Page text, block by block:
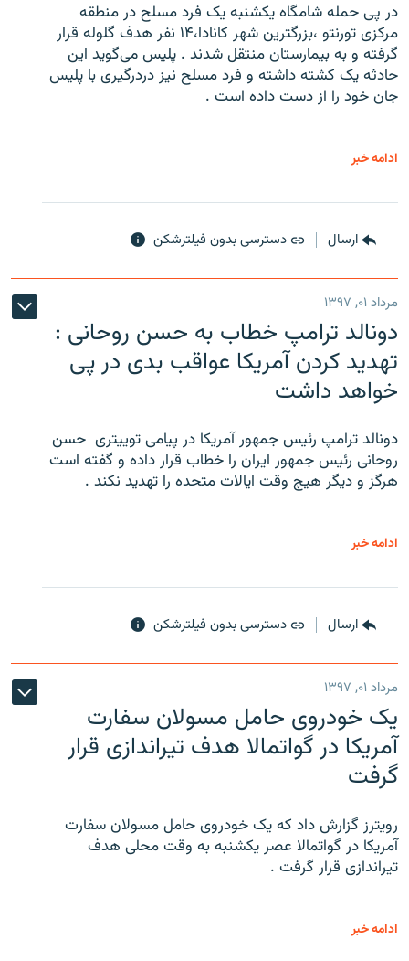
در پی حمله شامگاه یکشنبه یک فرد مسلح در منطقه
مرکزی تورنتو ،‌بزرگترین شهر کانادا،۱۴ نفر هدف گلوله قرار
گرفته و به بیمارستان منتقل شدند . پلیس می‌گوید این
حادثه یک کشته داشته و فرد مسلح نیز دردرگیری با پلیس
جان خود را از دست داده است .
ادامه خبر
ارسال دسترسی بدون فیلترشکن
مرداد ۰۱, ۱۳۹۷
دونالد ترامپ خطاب به حسن روحانی :
تهدید کردن آمریکا عواقب بدی در پی
خواهد داشت
دونالد ترامپ رئیس جمهور آمریکا در پیامی توییتری ‌ حسن
روحانی رئیس جمهور ایران را خطاب قرار داده و گفته است
هرگز و دیگر هیچ وقت ایالات متحده را تهدید نکند .
ادامه خبر
ارسال دسترسی بدون فیلترشکن
مرداد ۰۱, ۱۳۹۷
یک خودروی حامل مسولان سفارت
آمریکا در گواتمالا هدف تیراندازی قرار
گرفت
رویترز گزارش داد که یک خودروی حامل مسولان سفارت
آمریکا در گواتمالا عصر یکشنبه به وقت محلی هدف
تیراندازی قرار گرفت .
ادامه خبر